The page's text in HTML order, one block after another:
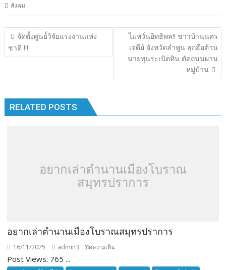
e
b
o
o
itt
er
e m
bl
r
k
e
n
p
y
Li
n
k
ar
e
สังคม
แนะแนว
เรื่อง
จัดตั้งศูนย์์วิจัยแรงงานแห่ง
ชาติ !!!
ไม่หวั่นอิทธิพล!! ชาวบ้านนคร
เจดีย์ จังหวัดลำพูน ลุกฮือต้าน
นายทุนระเบิดหิน ตัดถนนผ่าน
หมู่บ้าน
RELATED POSTS
อยากเล่าตำนานเมืองโบราณ
สมุทรปราการ
อยากเล่าตำนานเมืองโบราณสมุทรปราการ
16/11/2025 admin3 ปิดความเห็น
Post Views: 765 ...